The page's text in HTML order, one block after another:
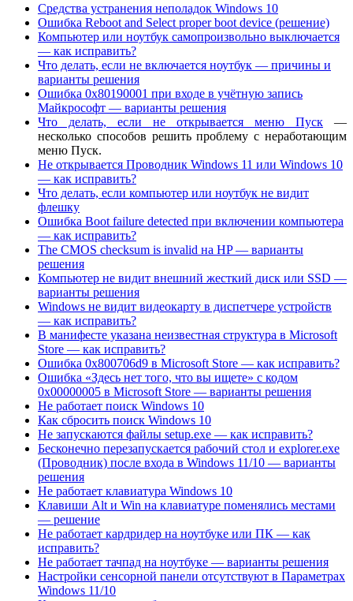
Средства устранения неполадок Windows 10
Ошибка Reboot and Select proper boot device (решение)
Компьютер или ноутбук самопроизвольно выключается
— как исправить?
Что делать, если не включается ноутбук — причины и
варианты решения
Ошибка 0x80190001 при входе в учётную запись
Майкрософт — варианты решения
Что делать, если не открывается меню Пуск —
несколько способов решить проблему с неработающим
меню Пуск.
Не открывается Проводник Windows 11 или Windows 10
— как исправить?
Что делать, если компьютер или ноутбук не видит
флешку
Ошибка Boot failure detected при включении компьютера
— как исправить?
The CMOS checksum is invalid на HP — варианты
решения
Компьютер не видит внешний жесткий диск или SSD —
варианты решения
Windows не видит видеокарту в диспетчере устройств
— как исправить?
В манифесте указана неизвестная структура в Microsoft
Store — как исправить?
Ошибка 0x800706d9 в Microsoft Store — как исправить?
Ошибка «Здесь нет того, что вы ищете» с кодом
0x00000005 в Microsoft Store — варианты решения
Не работает поиск Windows 10
Как сбросить поиск Windows 10
Не запускаются файлы setup.exe — как исправить?
Бесконечно перезапускается рабочий стол и explorer.exe
(Проводник) после входа в Windows 11/10 — варианты
решения
Не работает клавиатура Windows 10
Клавиши Alt и Win на клавиатуре поменялись местами
— решение
Не работает кардридер на ноутбуке или ПК — как
исправить?
Не работает тачпад на ноутбуке — варианты решения
Настройки сенсорной панели отсутствуют в Параметрах
Windows 11/10